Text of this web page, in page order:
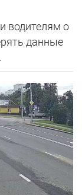
водителям о
данные